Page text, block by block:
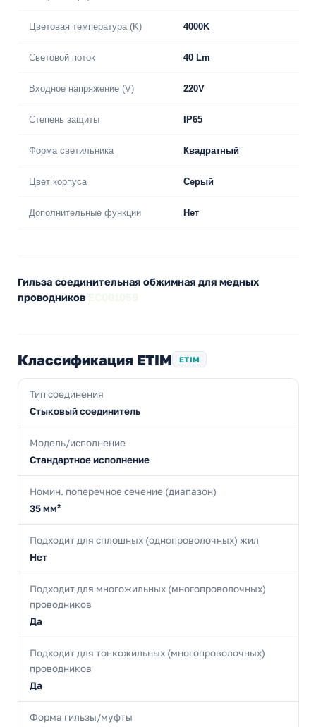
Цветовая температура (K) 4000K
Световой поток 40 Lm
Входное напряжение (V) 220V
Степень защиты IP65
Форма светильника Квадратный
Цвет корпуса Серый
Дополнительные функции Нет
Гильза соединительная обжимная для медных
проводников
Классификация ETIM ETIM
Тип соединения
Стыковый соединитель
Модель/исполнение
Стандартное исполнение
Номин. поперечное сечение (диапазон)
35 мм²
Подходит для сплошных (однопроволочных) жил
Нет
Подходит для многожильных (многопроволочных)
проводников
Да
Подходит для тонкожильных (многопроволочных)
проводников
Да
Форма гильзы/муфты